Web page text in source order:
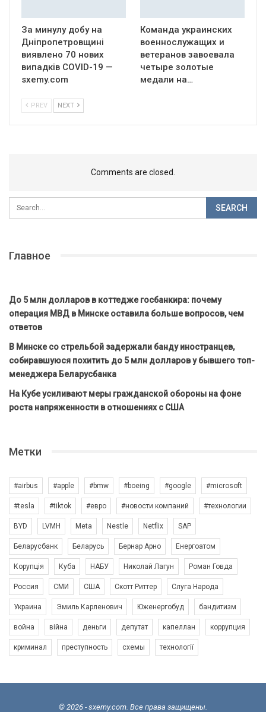
За минулу добу на
Дніпропетровщині
виявлено 70 нових
випадків COVID-19 —
sxemy.com
Команда украинских
военнослужащих и
ветеранов завоевала
четыре золотые
медали на…
PREV NEXT
Comments are closed.
Главное
До 5 млн долларов в коттедже госбанкира: почему
операция МВД в Минске оставила больше вопросов, чем
ответов
В Минске со стрельбой задержали банду иностранцев,
собиравшуюся похитить до 5 млн долларов у бывшего топ-
менеджера Беларусбанка
На Кубе усиливают меры гражданской обороны на фоне
роста напряженности в отношениях с США
Метки
#airbus #apple #bmw #boeing #google #microsoft
#tesla #tiktok #евро #новости компаний #технологии
BYD LVMH Meta Nestle Netflix SAP
Беларусбанк Беларусь Бернар Арно Енергоатом
Корупція Куба НАБУ Николай Лагун Роман Говда
Россия СМИ США Скотт Риттер Слуга Народа
Украина Эмиль Карленович Юженергобуд бандитизм
война війна деньги депутат капеллан коррупция
криминал преступность схемы технології
© 2026 - sxemy.com. Все права защищены.